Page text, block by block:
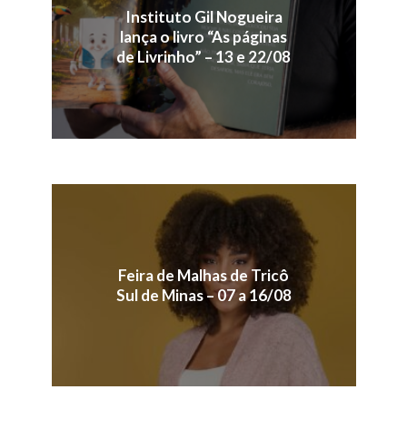
Instituto Gil Nogueira
lança o livro “As páginas
de Livrinho” – 13 e 22/08
Feira de Malhas de Tricô
Sul de Minas – 07 a 16/08